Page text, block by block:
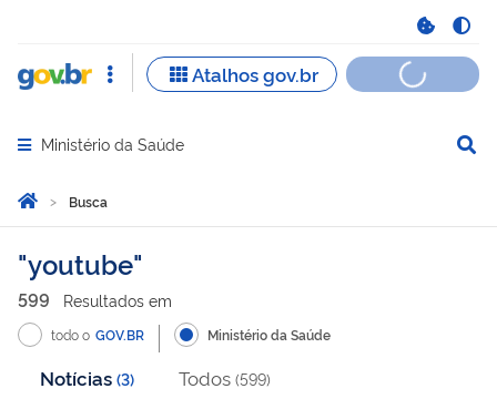
Abrir menu principal de navegação
Ministério da Saúde
Você está aqui:
Página Inicial
Busca
Busca
youtube
599 Resultados em
todo o GOV.BR Ministério da Saúde
Notícias (3) Todos (599)